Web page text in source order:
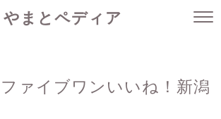
やまとペディア
ァイブワンいいね！新潟